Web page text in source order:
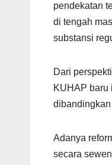
pendekatan
di tengah
substansi
Dari
KUHAP baru
Adanya
secara